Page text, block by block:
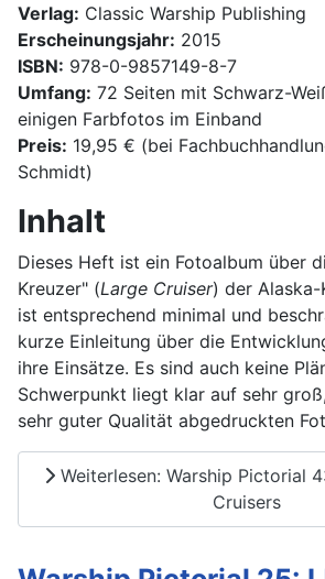
Verlag: Classic Warship Publishing
Erscheinungsjahr: 2015
ISBN: 978-0-9857149-8-7
Umfang: 72 Seiten mit Schwarz-
einigen Farbfotos im Einband
Preis: 19,95 € (bei
Schmidt)
Inhalt
Dieses Heft ist ein Fotoalbum über
Kreuzer" (Large Cruiser) der Alaska-
ist entsprechend minimal und
kurze Einleitung über die
ihre Einsätze. Es sind auch keine
Schwerpunkt liegt klar auf sehr
sehr guter Qualität abgedruckten
Weiterlesen: Warship Pictorial
Cruisers